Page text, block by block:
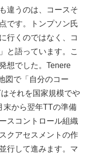
違うのは、コースそ
です。トンプソン氏
行くのではなく、コ
と語っています。こ
想でした。Tenere
図で「自分のコー
それを国家規模でや
末から翌年TTの準備
スコントロール組織
クアセスメントの作
行して進みます。マ